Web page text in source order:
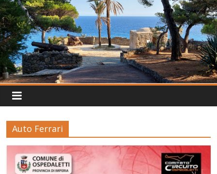
Auto Ferrari